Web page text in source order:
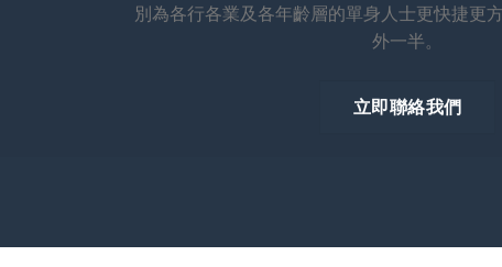
別為各行各業及各年齡層的單身人士更快捷更
外一半。
立即聯絡我們